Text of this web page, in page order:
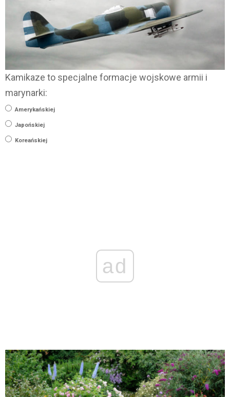
Kamikaze to specjalne formacje wojskowe armii i
marynarki:
Amerykańskiej
Japońskiej
Koreańskiej
ad